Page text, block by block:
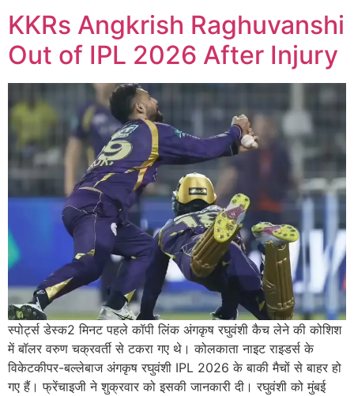
KKRs Angkrish Raghuvanshi
Out of IPL 2026 After Injury
स्पोर्ट्स डेस्क2 मिनट पहले कॉपी लिंक अंगकृष रघुवंशी कैच लेने की कोशिश
में बॉलर वरुण चक्रवर्ती से टकरा गए थे। कोलकाता नाइट राइडर्स के
विकेटकीपर-बल्लेबाज अंगकृष रघुवंशी IPL 2026 के बाकी मैचों से बाहर हो
गए हैं। फ्रेंचाइजी ने शुक्रवार को इसकी जानकारी दी। रघुवंशी को मुंबई